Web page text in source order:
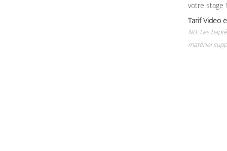
votre stage !
Tarif Video
NB: Les
matériel